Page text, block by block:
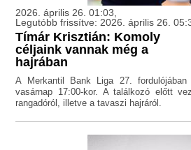
2026. április 26. 01:03,
Legutóbb frissítve: 2026. április 26.
Tímár Krisztián: Komoly
céljaink vannak még a
hajrában
A Merkantil Bank Liga 27.
vasárnap 17:00-kor. A találkozó előtt
rangadóról, illetve a tavaszi hajráról.